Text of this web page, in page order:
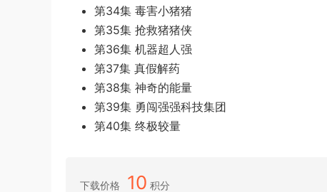
第34集 毒害小猪猪
第35集 抢救猪猪侠
第36集 机器超人强
第37集 真假解药
第38集 神奇的能量
第39集 勇闯强强科技集团
第40集 终极较量
下载价格 10 积分